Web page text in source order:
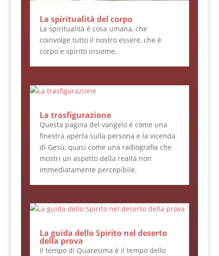
La spiritualità del corpo
La spiritualità è cosa umana, che
coinvolge tutto il nostro essere, che è
corpo e spirito insieme.
La trasfigurazione
Questa pagina del vangelo è come una
finestra aperta sulla persona e la vicenda
di Gesù, quasi come una radiografia che
mostri un aspetto della realtà non
immediatamente percepibile.
La guida dello Spirito nel deserto
della prova
Il tempo di Quaresima è il tempo dello